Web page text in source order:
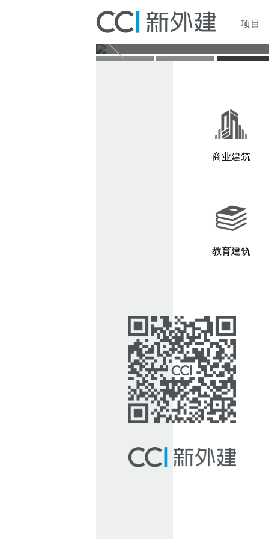
项目
商业建筑
教育建筑